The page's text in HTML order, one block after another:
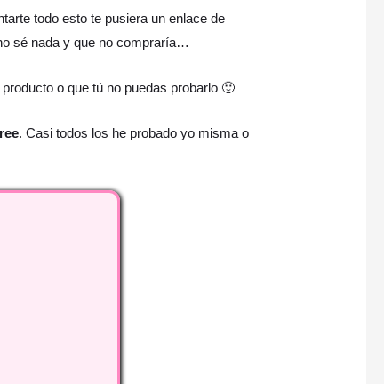
todo esto te pusiera un enlace de
sé nada y que no compraría…
o que tú no puedas probarlo 🙂
. Casi todos los he probado yo misma o